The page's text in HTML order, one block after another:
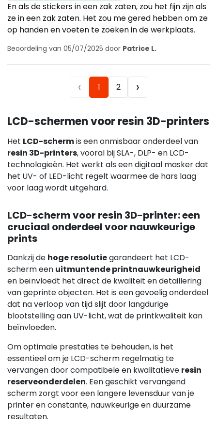
En als de stickers in een zak zaten, zou het fijn zijn als
ze in een zak zaten. Het zou me gered hebben om ze
op handen en voeten te zoeken in de werkplaats.
Beoordeling van 05/07/2025 door Patrice L.
‹ 1 2 ›
LCD-schermen voor resin 3D-printers
Het LCD-schermis een onmisbaar onderdeel van
resin 3D-printers, vooral bij SLA-, DLP- en LCD-
technologieën. Het werkt als een digitaal masker dat
het UV- of LED-licht regelt waarmee de hars laag
voor laag wordt uitgehard.
LCD-scherm voor resin 3D-printer: een
cruciaal onderdeel voor nauwkeurige
prints
Dankzij de hoge resolutiegarandeert het LCD-
scherm een uitmuntende printnauwkeurigheid
en beïnvloedt het direct de kwaliteit en detaillering
van geprinte objecten. Het is een gevoelig onderdeel
dat na verloop van tijd slijt door langdurige
blootstelling aan UV-licht, wat de printkwaliteit kan
beïnvloeden.
Om optimale prestaties te behouden, is het
essentieel om je LCD-scherm regelmatig te
vervangen door compatibele en kwalitatieve resin
reserveonderdelen. Een geschikt vervangend
scherm zorgt voor een langere levensduur van je
printer en constante, nauwkeurige en duurzame
resultaten.